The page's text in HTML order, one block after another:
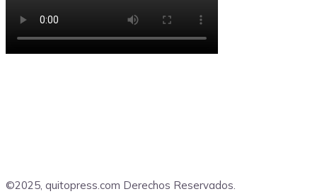
©2025, quitopress.com Derechos Reservados.